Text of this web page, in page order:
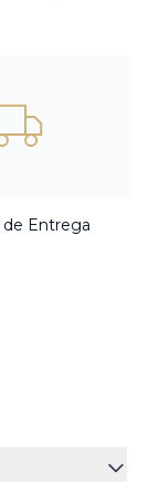
de Entrega